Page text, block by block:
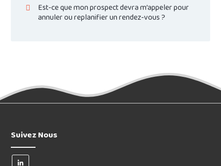
Est-ce que mon prospect devra m’appeler pour
annuler ou replanifier un rendez-vous ?
Suivez Nous